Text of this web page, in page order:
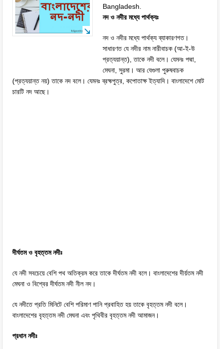
Bangladesh.
নদ ও নদীর মধ্যে পার্থক্যঃ
নদ ও নদীর মধ্যে পার্থক্য ব্যাকারণগত।
সাধারণত যে নদীর নাম নারীবাচক (আ-ই-উ
প্রত্যয়ান্ত), তাকে নদী বলে। যেমনঃ পদ্মা,
মেঘনা, সুরমা। আর যেগুলা পুরুষবাচক
(প্রত্যয়ান্ত নয়) তাকে নদ বলে। যেমনঃ ব্রহ্মপুত্র, কপোতাক্ষ ইত্যাদি। বাংলাদেশে মোট
চারটি নদ আছে।
দীর্ঘতম ও বৃহত্তম নদীঃ
যে নদী সবচেয়ে বেশি পথ অতিক্রম করে তাকে দীর্ঘতম নদী বলে। বাংলাদেশের দীর্য়তম নদী
মেঘনা ও বিশ্বের দীর্ঘতম নদী নীল নদ।
যে নদীতে প্রতি মিনিটে বেশি পরিমাণ পানি প্রবাহিত হয় তাকে বৃহত্তম নদী বলে।
বাংলাদেশের বৃহত্তম নদী মেঘনা এবং পৃথিবীর বৃহত্তম নদী আমাজন।
প্রধান নদীঃ